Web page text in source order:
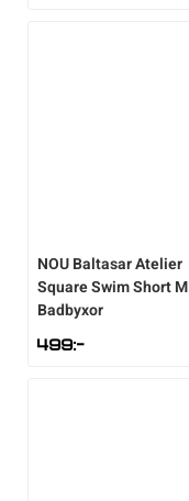
NOUBaltasar Atelier
Square Swim Short M
Badbyxor
499:-